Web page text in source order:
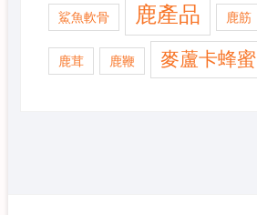
鯊魚軟骨 鹿產品 鹿筋
鹿茸 鹿鞭 麥蘆卡蜂蜜